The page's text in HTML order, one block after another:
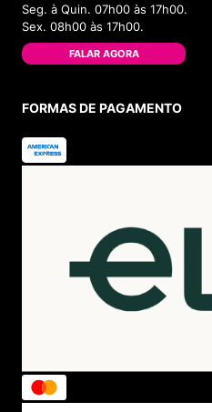
Seg. à Quin. 07h00 às 17h00.
Sex. 08h00 às 17h00.
FALAR AGORA
FORMAS DE PAGAMENTO